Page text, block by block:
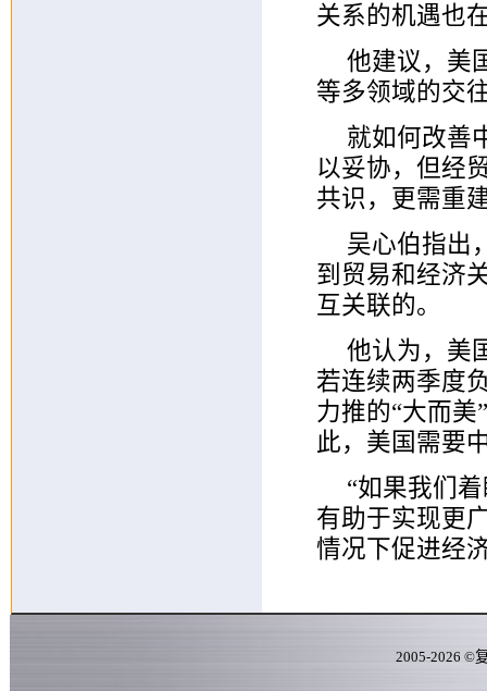
关系的机遇也
他建议，美
等多领域的交
就如何改善
以妥协，但经
共识，更需重
吴心伯指出
到贸易和经济
互关联的。
他认为，美
若连续两季度
力推的“大而
此，美国需要
“如果我们
有助于实现更
情况下促进经
2005-2026 ©